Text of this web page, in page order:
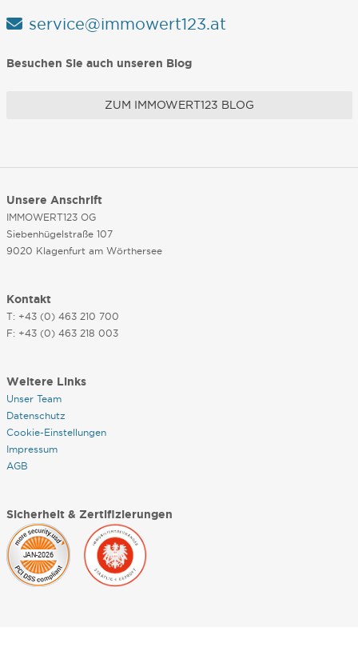
service@immowert123.at
Besuchen Sie auch unseren Blog
ZUM IMMOWERT123 BLOG
Unsere Anschrift
IMMOWERT123 OG
Siebenhügelstraße 107
9020 Klagenfurt am Wörthersee
Kontakt
T: +43 (0) 463 210 700
F: +43 (0) 463 218 003
Weitere Links
Unser Team
Datenschutz
Cookie-Einstellungen
Impressum
AGB
Sicherheit & Zertifizierungen